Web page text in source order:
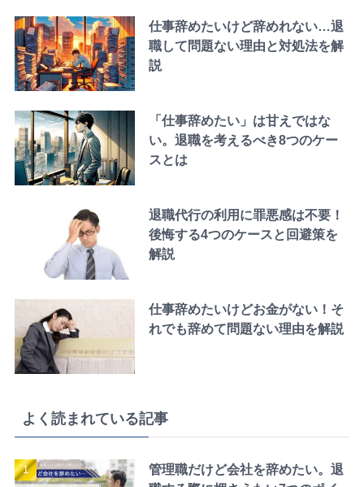
仕事辞めたいけど辞めれない…退
職して問題ない理由と対処法を解
説
「仕事辞めたい」は甘えではな
い。退職を考えるべき8つのケー
スとは
退職代行の利用に罪悪感は不要！
後悔する4つのケースと回避策を
解説
仕事辞めたいけどお金がない！そ
れでも辞めて問題ない理由を解説
よく読まれている記事
管理職だけど会社を辞めたい。退